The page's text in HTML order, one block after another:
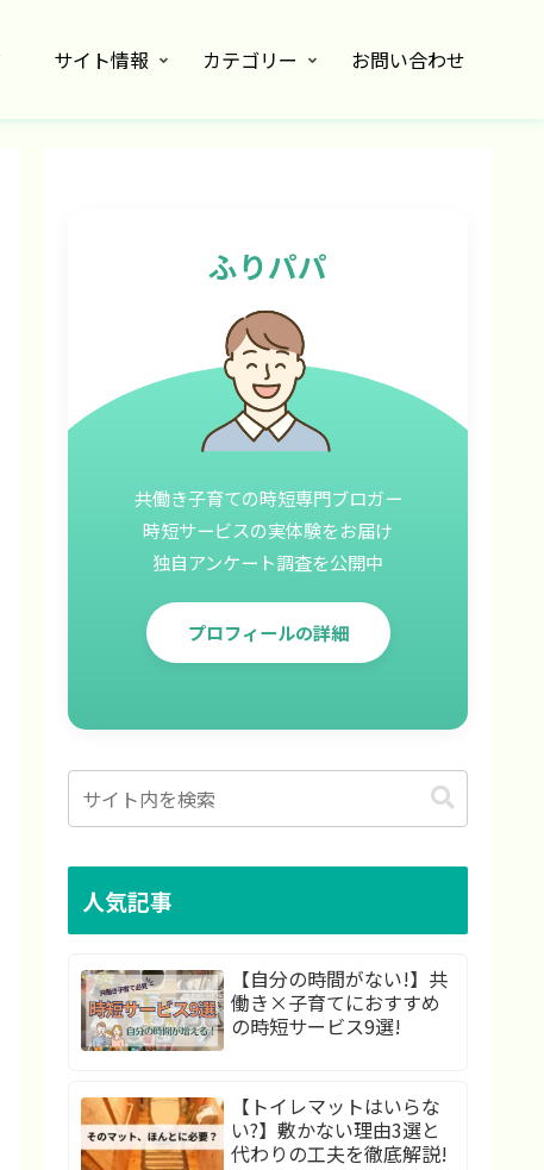
サイト情報 カテゴリー お問い合わせ
ふりパパ
共働き子育ての時短専門ブロガー
時短サービスの実体験をお届け
独自アンケート調査を公開中
プロフィールの詳細
人気記事
【自分の時間がない!】共
働き×子育てにおすすめ
の時短サービス9選!
【トイレマットはいらな
い?】敷かない理由3選と
代わりの工夫を徹底解説!